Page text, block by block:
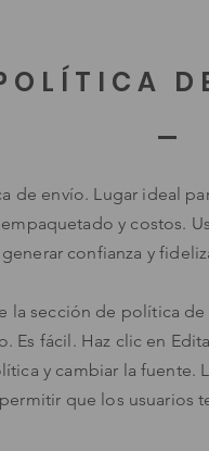
de envío. Lugar ideal
y costos.
generar confianza y
la sección de política
Es fácil. Haz clic en
y cambiar la fuente.
permitir que los usuarios